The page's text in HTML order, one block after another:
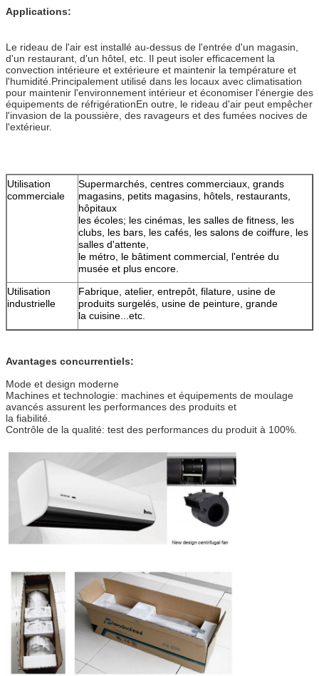
Applications:
Le rideau de l'air est installé au-dessus de l'entrée d'un magasin,
d'un restaurant, d'un hôtel, etc. Il peut isoler efficacement la
convection intérieure et extérieure et maintenir la température et
l'humidité.Principalement utilisé dans les locaux avec climatisation
pour maintenir l'environnement intérieur et économiser l'énergie des
équipements de réfrigérationEn outre, le rideau d'air peut empêcher
l'invasion de la poussière, des ravageurs et des fumées nocives de
l'extérieur.
Utilisation
commerciale
Supermarchés, centres commerciaux, grands
magasins, petits magasins, hôtels, restaurants,
hôpitaux
les écoles; les cinémas, les salles de fitness, les
clubs, les bars, les cafés, les salons de coiffure, les
salles d'attente,
le métro, le bâtiment commercial, l'entrée du
musée et plus encore.
Utilisation
industrielle
Fabrique, atelier, entrepôt, filature, usine de
produits surgelés, usine de peinture, grande
la cuisine...etc.
Avantages concurrentiels:
Mode et design moderne
Machines et technologie: machines et équipements de moulage
avancés assurent les performances des produits et
la fiabilité.
Contrôle de la qualité: test des performances du produit à 100%.